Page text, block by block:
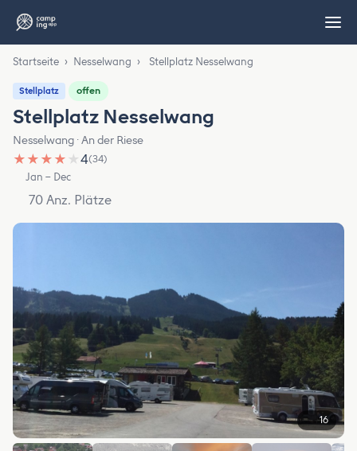
Startseite › Nesselwang › Stellplatz Nesselwang
Stellplatz offen
Stellplatz Nesselwang
Nesselwang · An der Riese
★ ★ ★ ★ ★4(34)
Jan – Dec
70 Anz. Plätze
16